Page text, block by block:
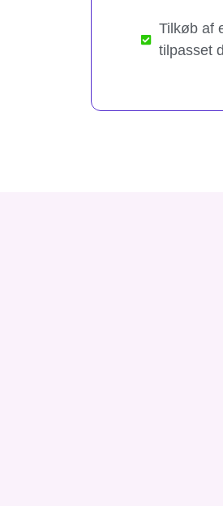
Tilkøb af
tilpasset